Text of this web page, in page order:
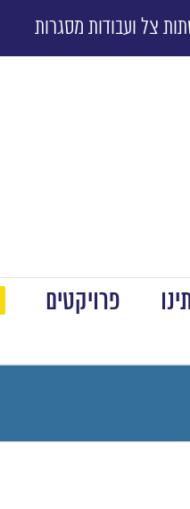
צל ועבודות מסגרות
פרויקטים